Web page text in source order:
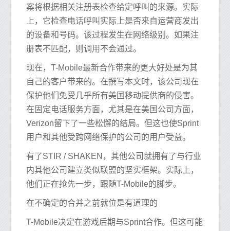
案将根据相关注册表检查给定呼叫的来源。实际
上，它检查电话呼叫实际上是否来自运营商发出
的设备和号码。该过程发生在网络级别。如果注
册表不匹配，则调用不会通过。
现在，T-Mobile最新合作带来的更大好处是为其
自己的客户带来的。在撰写本文时，该公司现在
保护他们免受几乎所有美国移动提供商的侵害。
在固定电话服务方面，尤其是在美国公司方面，
Verizon留下了一些松懈的结局。但这也使Sprint
用户和其他受跨网络保护的公司的用户受益。
有了STIR / SHAKEN，其他公司就拥有了与行业
内其他公司建立类似联盟的坚实框架。实际上，
他们正在抢先一步，跟随T-Mobile的脚步。
在不确定的合并之前就位是有道理的
T-Mobile决定在游戏后期与Sprint合作。但这可能